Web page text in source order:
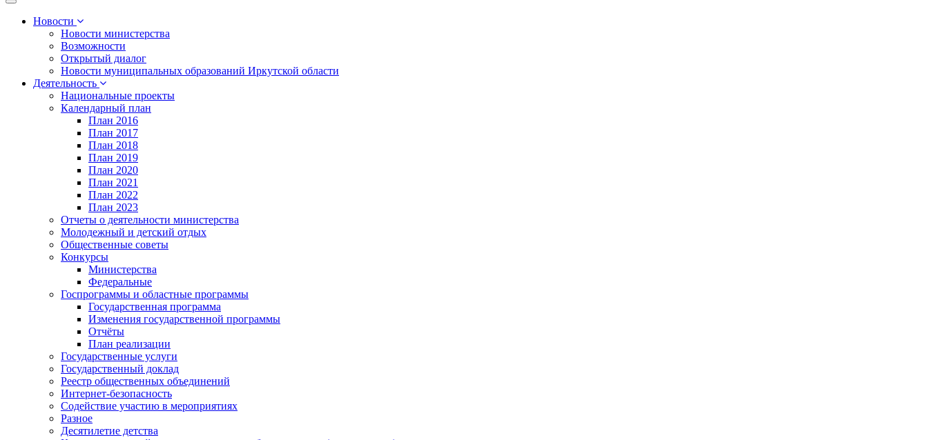
Toggle
navigationНовости
Новости министерства
Возможности
Открытый диалог
Новости муниципальных образований Иркутской области
Деятельность
Национальные проекты
Календарный план
План 2016
План 2017
План 2018
План 2019
План 2020
План 2021
План 2022
План 2023
Отчеты о деятельности министерства
Молодежный и детский отдых
Общественные советы
Конкурсы
Министерства
Федеральные
Госпрограммы и областные программы
Государственная программа
Изменения государственной программы
Отчёты
План реализации
Государственные услуги
Государственный доклад
Реестр общественных объединений
Интернет-безопасность
Содействие участию в мероприятиях
Разное
Десятилетие детства